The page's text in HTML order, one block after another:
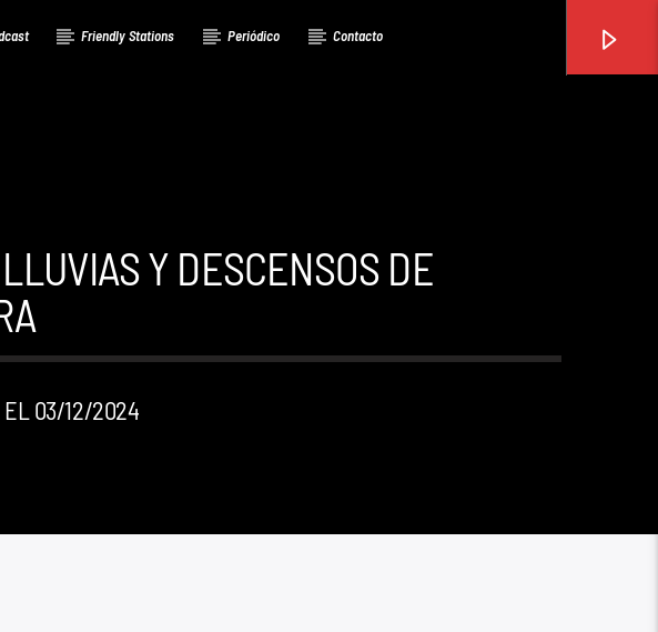
Friendly Stations Periódico Contacto
Y DESCENSOS DE
EL 03/12/2024